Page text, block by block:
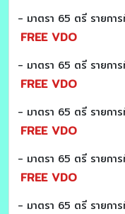
FREE VDO
FREE VDO
FREE VDO
FREE VDO